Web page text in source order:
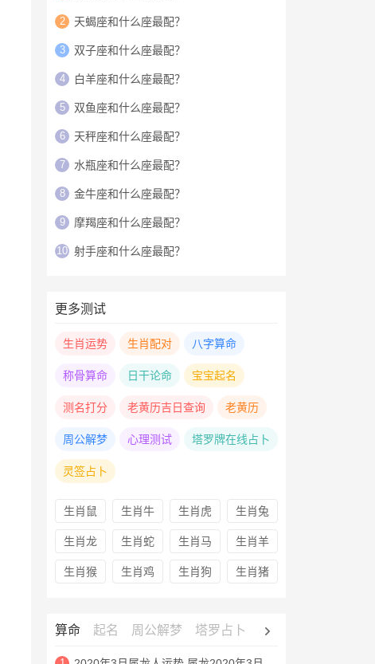
2 天蝎座和什么座最配？
3 双子座和什么座最配？
4 白羊座和什么座最配？
5 双鱼座和什么座最配？
6 天秤座和什么座最配？
7 水瓶座和什么座最配？
8 金牛座和什么座最配？
9 摩羯座和什么座最配？
10 射手座和什么座最配？
更多测试
生肖运势 生肖配对 八字算命
称骨算命 日干论命 宝宝起名
测名打分 老黄历吉日查询 老黄历
周公解梦 心理测试 塔罗牌在线占卜
灵签占卜
生肖鼠 生肖牛 生肖虎 生肖兔
生肖龙 生肖蛇 生肖马 生肖羊
生肖猴 生肖鸡 生肖狗 生肖猪
算命 起名 周公解梦 塔罗占卜 心理测试